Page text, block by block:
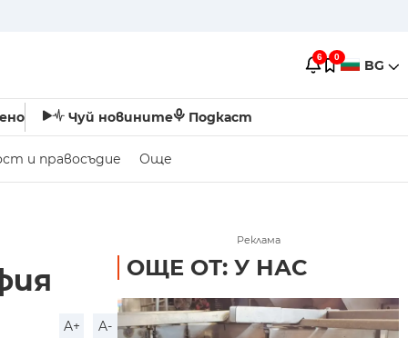
6 0 BG
Чуй новините Подкаст
и правосъдие Още
A+
A-
Реклама
ОЩЕ ОТ: У НАС